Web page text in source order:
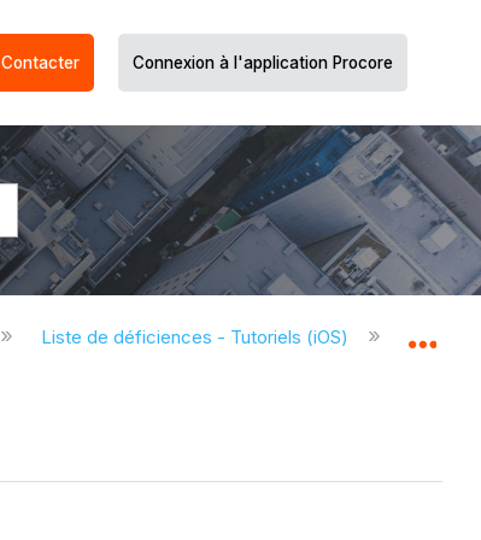
Contacter Connexion à l'application Procore
Liste de déficiences - Tutoriels (iOS)